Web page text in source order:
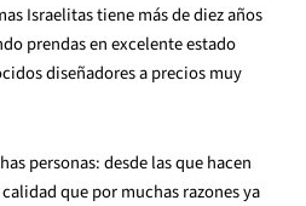
Israelitas tiene más de diez años
prendas en excelente estado
diseñadores a precios muy
personas: desde las que hacen
que por muchas razones ya